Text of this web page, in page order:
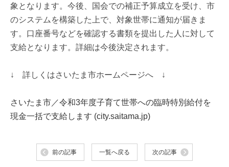
象となります。今後、国会での補正予算成立を受け、市
のシステムを構築した上で、対象世帯に通知が届きま
す。口座番号などを確認する書類を提出した人に対して
支給となります。詳細は今後決定されます。
↓ 詳しくはさいたま市ホームページへ ↓
さいたま市／令和3年度子育て世帯への臨時特別給付を
現金一括で支給します (city.saitama.jp)
前の記事 一覧へ戻る 次の記事